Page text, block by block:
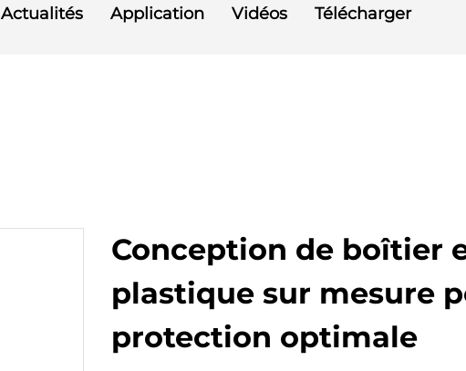
Actualités Application Vidéos
Télécharger
Conception de boîtier
plastique sur mesure
protection optimale